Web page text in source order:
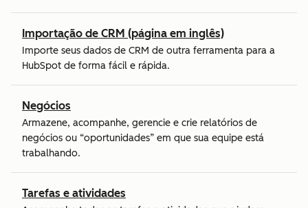
Importação de CRM (página em inglês)
Importe seus dados de CRM de outra ferramenta para a
HubSpot de forma fácil e rápida.
Negócios
Armazene, acompanhe, gerencie e crie relatórios de
negócios ou “oportunidades” em que sua equipe está
trabalhando.
Tarefas e atividades